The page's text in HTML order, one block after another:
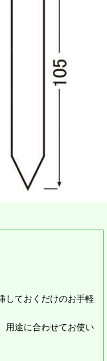
しておくだけのお手軽
用途に合わせてお使い